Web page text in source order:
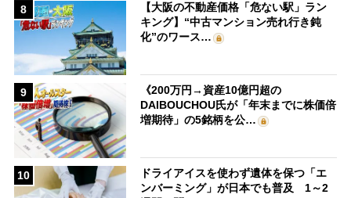
8
【大阪の不動産価格「危ない駅」ラン
キング】“中古マンション売れ行き鈍
化”のワース…
9
《200万円→資産10億円超の
DAIBOUCHOU氏が「年末までに株価倍
増期待」の5銘柄を公…
10
ドライアイスを使わず遺体を保つ「エ
ンバーミング」が日本でも普及 1～2